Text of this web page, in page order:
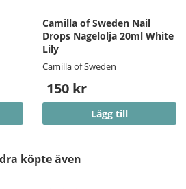
Camilla of Sweden Nail
Drops Nagelolja 20ml White
Lily
Camilla of Sweden
150 kr
Lägg till
köpte även